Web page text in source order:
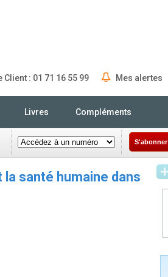
Client : 01 71 16 55 99 Mes alertes
Livres Compléments
S'abonner
santé humaine dans